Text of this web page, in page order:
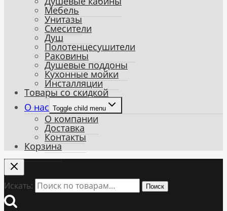
Мебель
Унитазы
Смесители
Душ
Полотенцесушители
Раковины
Душевые поддоны
Кухонные мойки
Инсталляции
Товары со скидкой
О нас Toggle child menu
О компании
Доставка
Контакты
Корзина
Искать: Поиск